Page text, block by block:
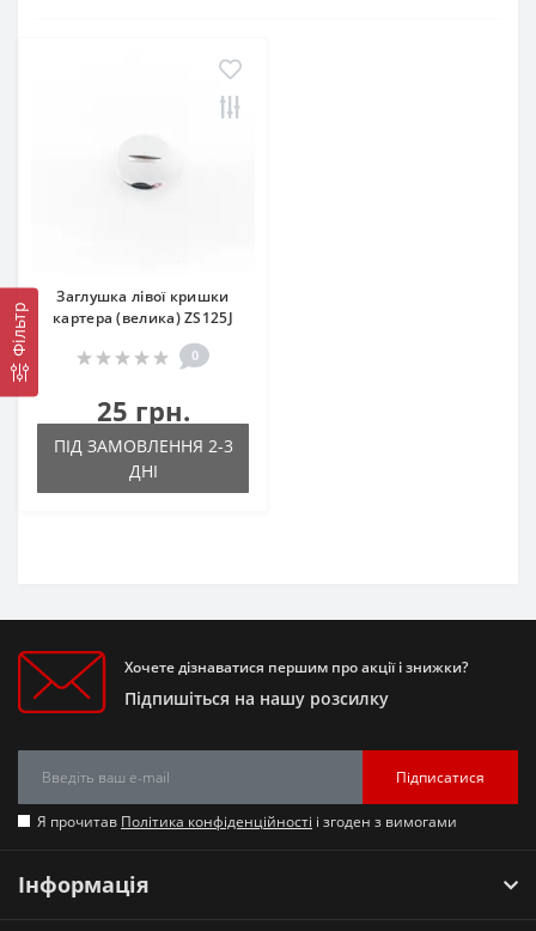
Фільтр
Заглушка лівої кришки
картера (велика) ZS125J
0
25 грн.
ПІД ЗАМОВЛЕННЯ 2-3
ДНІ
Хочете дізнаватися першим про акції і знижки?
Підпишіться на нашу розсилку
Підписатися
Я прочитав Політика конфіденційності і згоден з вимогами
Інформація